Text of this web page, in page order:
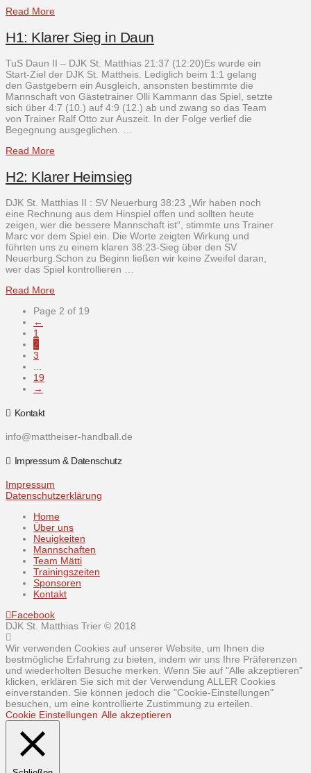
Read More
H1: Klarer Sieg in Daun
TuS Daun II – DJK St. Matthias 21:37 (12:20)Es wurde ein
Start-Ziel der DJK St. Mattheis. Lediglich beim 1:1 gelang
den Gastgebern ein Ausgleich, ansonsten bestimmte die
Mannschaft von Gästetrainer Olli Kammann das Spiel, setzte
sich über 4:7 (10.) auf 4:9 (12.) ab und zwang so das Team
von Trainer Ralf Otto zur Auszeit. In der Folge verlief die
Begegnung ausgeglichen. …
Read More
H2: Klarer Heimsieg
DJK St. Matthias II : SV Neuerburg 38:23 „Wir haben noch
eine Rechnung aus dem Hinspiel offen und sollten heute
zeigen, wer die bessere Mannschaft ist“, stimmte uns Trainer
Marc vor dem Spiel ein. Die Worte zeigten Wirkung und
führten uns zu einem klaren 38:23-Sieg über den SV
Neuerburg.Schon zu Beginn ließen wir keine Zweifel daran,
wer das Spiel kontrollieren …
Read More
Page 2 of 19
←
1
2
3
19
→
Kontakt
info@mattheiser-handball.de
Impressum & Datenschutz
Impressum
Datenschutzerklärung
Home
Über uns
Neuigkeiten
Mannschaften
Team Mätti
Trainingszeiten
Sponsoren
Kontakt
Facebook
DJK St. Matthias Trier © 2018
Wir verwenden Cookies auf unserer Website, um Ihnen die
bestmögliche Erfahrung zu bieten, indem wir uns Ihre Präferenzen
und wiederholten Besuche merken. Wenn Sie auf "Alle akzeptieren"
klicken, erklären Sie sich mit der Verwendung ALLER Cookies
einverstanden. Sie können jedoch die "Cookie-Einstellungen"
besuchen, um eine kontrollierte Zustimmung zu erteilen.
Cookie Einstellungen Alle akzeptieren